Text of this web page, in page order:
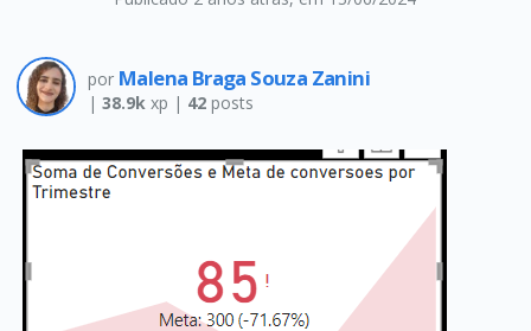
por Malena Braga Souza Zanini
| 38.9kxp | 42posts